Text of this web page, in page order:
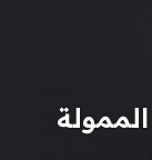
منحة SBW BERLIN 2023 الممولة